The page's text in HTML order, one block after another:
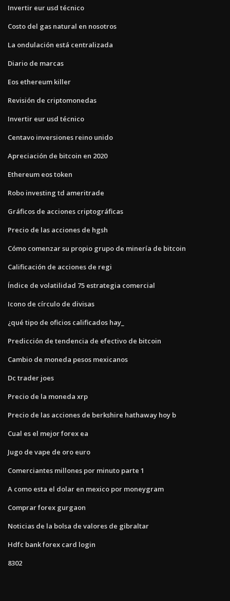
Invertir eur usd técnico
Costo del gas natural en nosotros
La ondulación está centralizada
Diario de marcas
Eos ethereum killer
Revisión de criptomonedas
Invertir eur usd técnico
Centavo inversiones reino unido
Apreciación de bitcoin en 2020
Ethereum eos token
Robo investing td ameritrade
Gráficos de acciones criptográficas
Precio de las acciones de hgsh
Cómo comenzar su propio grupo de minería de bitcoin
Calificación de acciones de regi
Índice de volatilidad 75 estrategia comercial
Icono de círculo de divisas
¿qué tipo de oficios calificados hay_
Predicción de tendencia de efectivo de bitcoin
Cambio de moneda pesos mexicanos
Dc trader joes
Precio de la moneda xrp
Precio de las acciones de berkshire hathaway hoy b
Cual es el mejor forex ea
Jugo de vape de oro euro
Comerciantes millones por minuto parte 1
A como esta el dolar en mexico por moneygram
Comprar forex gurgaon
Noticias de la bolsa de valores de gibraltar
Hdfc bank forex card login
8302